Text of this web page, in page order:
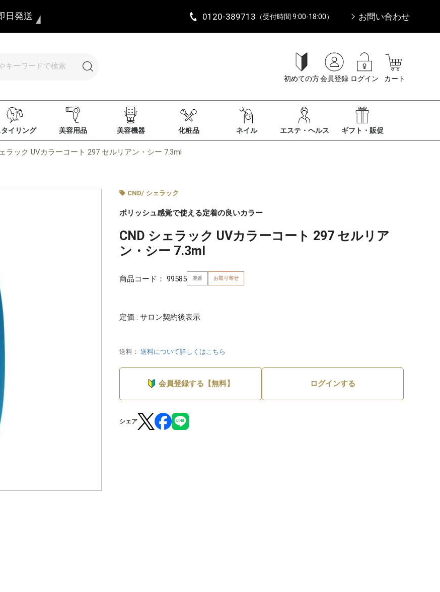
日発送 0120-389713 （受付時間 9:00-18:00） お問い合わせ
初めての方会員登録 ログイン カート
タイリング 美容用品 美容機器 化粧品 ネイル エステ・ヘルス ギフト・販促
ラック UVカラーコート 297 セルリアン・シー 7.3ml
CND/ シェラック
ポリッシュ感覚で使える定着の良いカラー
CND シェラック UVカラーコート 297 セルリア
ン・シー 7.3ml
商品コード： 99585 廃番 お取り寄せ
定価 : サロン契約後表示
送料： 送料について詳しくはこちら
会員登録する【無料】 ログインする
シェア